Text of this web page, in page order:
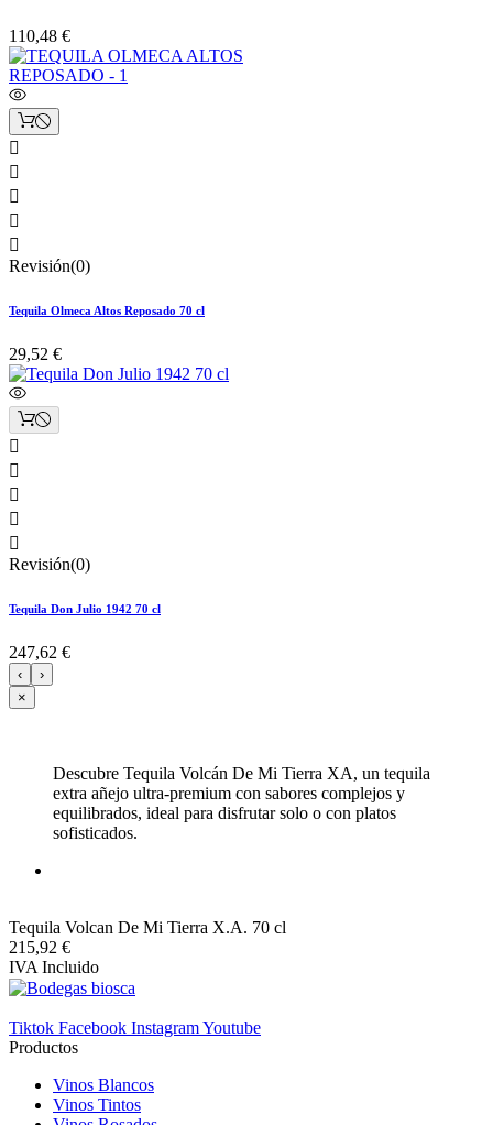
110,48 €





Revisión(0)
Tequila Olmeca Altos Reposado 70 cl
29,52 €





Revisión(0)
Tequila Don Julio 1942 70 cl
247,62 €
‹
›
×
Descubre Tequila Volcán De Mi Tierra XA, un tequila
extra añejo ultra-premium con sabores complejos y
equilibrados, ideal para disfrutar solo o con platos
sofisticados.
Tequila Volcan De Mi Tierra X.A. 70 cl
215,92 €
IVA Incluido
Tiktok Facebook InstagramYoutube
Productos
Vinos Blancos
Vinos Tintos